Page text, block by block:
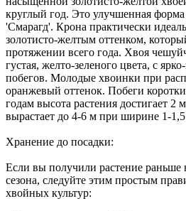
круглый год. Это улучшенная форма
'Смарагд'. Крона практически
золотисто-желтым оттенком,
протяжении всего года. Хвоя
густая, желто-зеленого цвета, с
побегов. Молодые хвоинки при
оранжевый оттенок. Побеги
годам высота растения достигает 2
вырастает до 4-6 м при ширине 1-
Хранение до посадки:
Если вы получили растение раньше
сезона, следуйте этим простым
хвойных культур: